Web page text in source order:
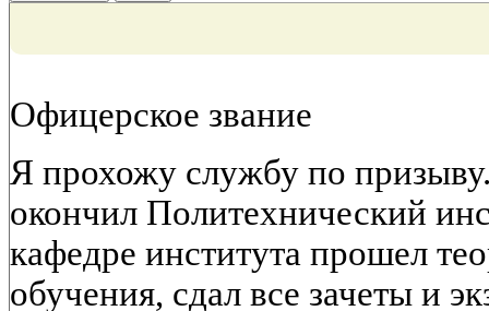
Офицерское звание
Я прохожу службу по
окончил Политехнический
кафедре института прошел
обучения, сдал все зачеты и